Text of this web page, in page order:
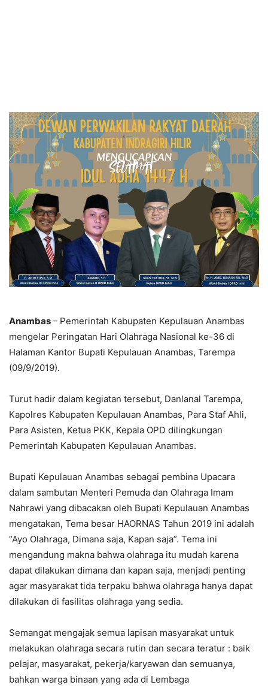
Anambas– Pemerintah Kabupaten Kepulauan Anambas
mengelar Peringatan Hari Olahraga Nasional ke-36 di
Halaman Kantor Bupati Kepulauan Anambas, Tarempa
(09/9/2019).
Turut hadir dalam kegiatan tersebut, Danlanal Tarempa,
Kapolres Kabupaten Kepulauan Anambas, Para Staf Ahli,
Para Asisten, Ketua PKK, Kepala OPD dilingkungan
Pemerintah Kabupaten Kepulauan Anambas.
Bupati Kepulauan Anambas sebagai pembina Upacara
dalam sambutan Menteri Pemuda dan Olahraga Imam
Nahrawi yang dibacakan oleh Bupati Kepulauan Anambas
mengatakan, Tema besar HAORNAS Tahun 2019 ini adalah
“Ayo Olahraga, Dimana saja, Kapan saja”. Tema ini
mengandung makna bahwa olahraga itu mudah karena
dapat dilakukan dimana dan kapan saja, menjadi penting
agar masyarakat tida terpaku bahwa olahraga hanya dapat
dilakukan di fasilitas olahraga yang sedia.
Semangat mengajak semua lapisan masyarakat untuk
melakukan olahraga secara rutin dan secara teratur : baik
pelajar, masyarakat, pekerja/karyawan dan semuanya,
bahkan warga binaan yang ada di Lembaga